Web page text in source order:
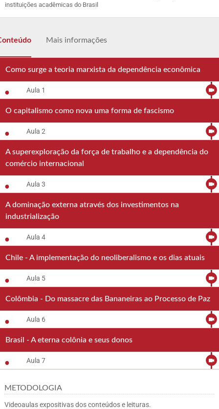
instituições acadêmicas do Brasil
Mais informações
Como surge a teoria marxista da dependência econômica
Aula 1
O capitalismo como nova uma forma de fascismo
Aula 2
A superexploração da força de trabalho e a dependência do
comércio internacional
Aula 3
A dominação externa através dos investimentos na
industrialização
Aula 4
Chile - A implementação do neoliberalismo e os dias atuais
Aula 5
Colômbia - Do massacre das Bananeiras ao Processo de Paz
Aula 6
Brasil - A eterna colônia e seus donos
Aula 7
METODOLOGIA
Videoaulas expositivas dos conteúdos e leituras.